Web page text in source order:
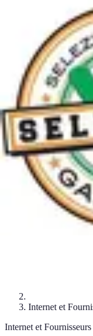
Objets Connectés
Tendances
Connect Belgium
Internet et
Internet et Fournisseurs